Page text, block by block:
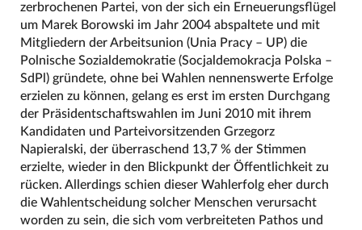
zerbrochenen Partei, von der sich ein Erneuerungsflügel
um Marek Borowski im Jahr 2004 abspaltete und mit
Mitgliedern der Arbeitsunion (Unia Pracy – UP) die
Polnische Sozialdemokratie (Socjaldemokracja Polska –
SdPl) gründete, ohne bei Wahlen nennenswerte Erfolge
erzielen zu können, gelang es erst im ersten Durchgang
der Präsidentschaftswahlen im Juni 2010 mit ihrem
Kandidaten und Parteivorsitzenden Grzegorz
Napieralski, der überraschend 13,7 % der Stimmen
erzielte, wieder in den Blickpunkt der Öffentlichkeit zu
rücken. Allerdings schien dieser Wahlerfolg eher durch
die Wahlentscheidung solcher Menschen verursacht
worden zu sein, die sich vom verbreiteten Pathos und